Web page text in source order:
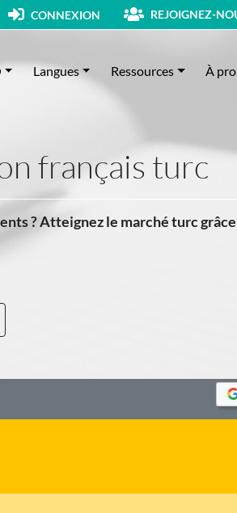
CONNEXION REJOIGNEZ-
Langues Ressources À
français turc
? Atteignez le marché turc